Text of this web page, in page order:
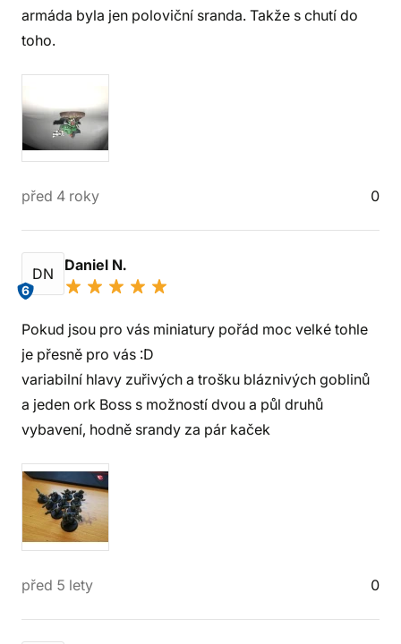
armáda byla jen poloviční sranda. Takže s chutí do
toho.
před 4 roky 0
DN
6
Daniel N.
Pokud jsou pro vás miniatury pořád moc velké tohle
je přesně pro vás :D
variabilní hlavy zuřivých a trošku bláznivých goblinů
a jeden ork Boss s možností dvou a půl druhů
vybavení, hodně srandy za pár kaček
před 5 lety 0